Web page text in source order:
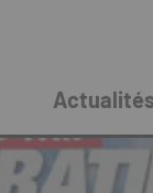
Actualités